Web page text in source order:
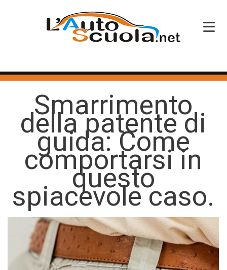
HOME
CORSI PATENTE
CORSI PROFESSIONALI
PERCHÉ SCEGLIERCI
CONTATTI
Smarrimento
della patente di
guida: Come
comportarsi in
questo
spiacevole caso.